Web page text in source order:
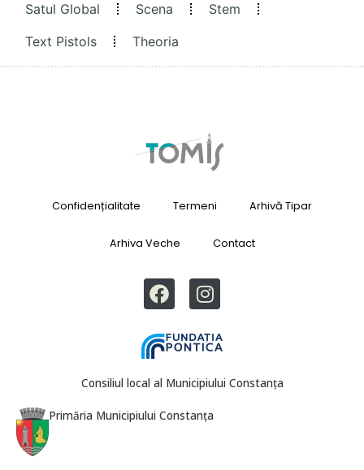
Satul Global
Scena
Stem
Text Pistols
Theoria
Confidențialitate Termeni Arhivă Tipar
Arhiva Veche Contact
Consiliul local al Municipiului Constanța
Primăria Municipiului Constanța